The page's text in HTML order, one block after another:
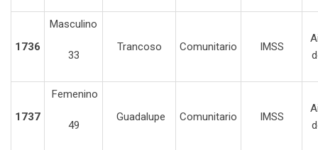
1736
Masculino
33
Trancoso Comunitario IMSS
1737
Femenino
49
Guadalupe Comunitario IMSS